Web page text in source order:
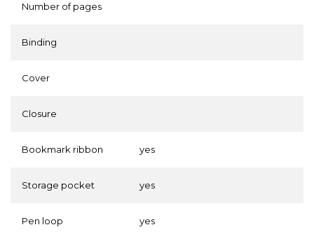
Number of pages
Binding
Cover
Closure
Bookmark ribbon yes
Storage pocket yes
Pen loop yes